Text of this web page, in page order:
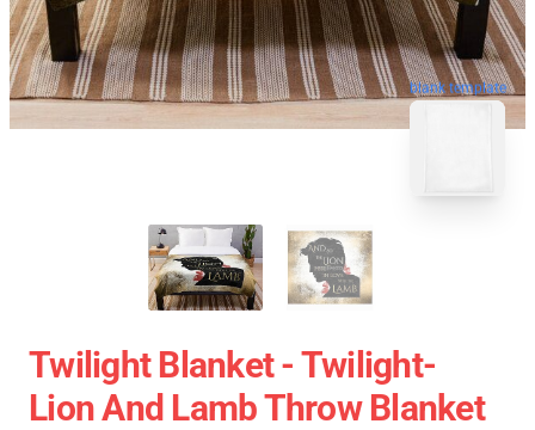
blank template
Twilight Blanket - Twilight-
Lion And Lamb Throw Blanket